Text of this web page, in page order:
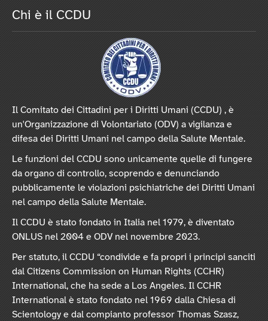
Chi è il CCDU
Il Comitato dei Cittadini per i Diritti Umani (CCDU) , è
un'Organizzazione di Volontariato (ODV) a vigilanza e
difesa dei Diritti Umani nel campo della Salute Mentale.
Le funzioni del CCDU sono unicamente quelle di fungere
da organo di controllo, scoprendo e denunciando
pubblicamente le violazioni psichiatriche dei Diritti Umani
nel campo della Salute Mentale.
Il CCDU è stato fondato in Italia nel 1979, è diventato
ONLUS nel 2004 e ODV nel novembre 2023.
Per statuto, il CCDU “condivide e fa propri i principi sanciti
dal Citizens Commission on Human Rights (CCHR)
International, che ha sede a Los Angeles. Il CCHR
International è stato fondato nel 1969 dalla Chiesa di
Scientology e dal compianto professor Thomas Szasz,